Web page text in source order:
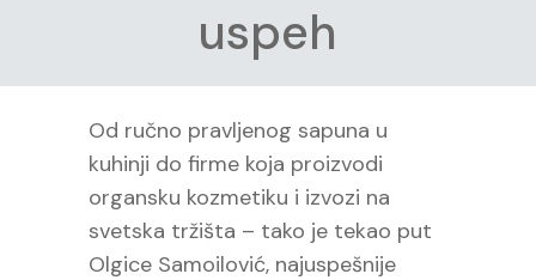
uspeh
Od ručno pravljenog sapuna u
kuhinji do firme koja proizvodi
organsku kozmetiku i izvozi na
svetska tržišta – tako je tekao put
Olgice Samoilović, najuspešnije